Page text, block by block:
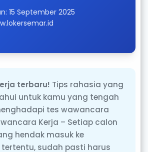
15 September 2025
terbaru! Tips rahasia yang
untuk kamu yang tengah
tes wawancara
Kerja – Setiap calon
hendak masuk ke
sudah pasti harus